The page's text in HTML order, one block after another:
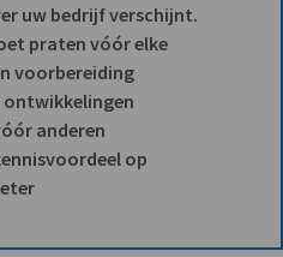
uw bedrijf verschijnt.
praten vóór elke
voorbereiding
ontwikkelingen
anderen
op